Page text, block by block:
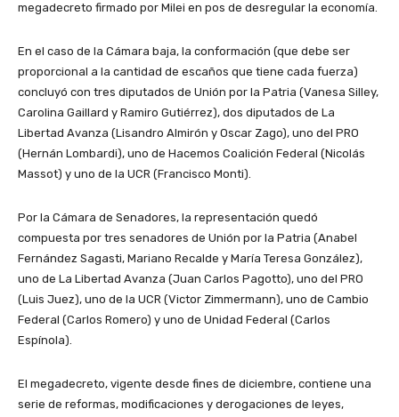
megadecreto firmado por Milei en pos de desregular la economía.
En el caso de la Cámara baja, la conformación (que debe ser
proporcional a la cantidad de escaños que tiene cada fuerza)
concluyó con tres diputados de Unión por la Patria (Vanesa Silley,
Carolina Gaillard y Ramiro Gutiérrez), dos diputados de La
Libertad Avanza (Lisandro Almirón y Oscar Zago), uno del PRO
(Hernán Lombardi), uno de Hacemos Coalición Federal (Nicolás
Massot) y uno de la UCR (Francisco Monti).
Por la Cámara de Senadores, la representación quedó
compuesta por tres senadores de Unión por la Patria (Anabel
Fernández Sagasti, Mariano Recalde y María Teresa González),
uno de La Libertad Avanza (Juan Carlos Pagotto), uno del PRO
(Luis Juez), uno de la UCR (Victor Zimmermann), uno de Cambio
Federal (Carlos Romero) y uno de Unidad Federal (Carlos
Espínola).
El megadecreto, vigente desde fines de diciembre, contiene una
serie de reformas, modificaciones y derogaciones de leyes,